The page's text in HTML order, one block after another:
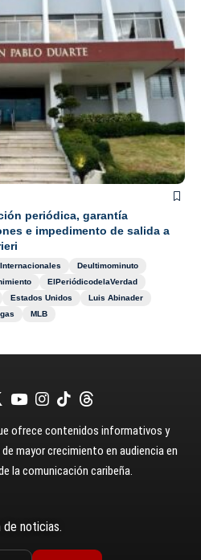
periódica, garantía
e impedimento de salida a
Internacionales
Deultimominuto
ElPeriódicodelaVerdad
Estados Unidos
Luis Abinader
MLB
ofrece contenidos informativos y
mayor crecimiento en audiencia en
la comunicación caribeña.
noticias.